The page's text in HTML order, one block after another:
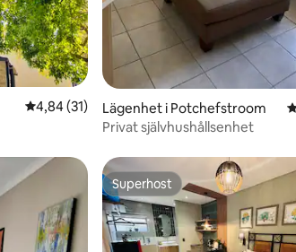
4,84 av 5 i genomsnittligt betyg, 31
4,84 (31)
Lägenhet i Potchefstroom
Privat självhushållsenhet
Superhost
Superhost